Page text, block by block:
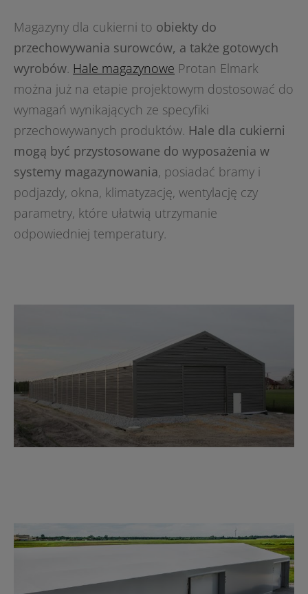
Magazyny dla cukierni to obiekty do
przechowywania surowców, a także gotowych
wyrobów. Hale magazynowe Protan Elmark
można już na etapie projektowym dostosować do
wymagań wynikających ze specyfiki
przechowywanych produktów. Hale dla cukierni
mogą być przystosowane do wyposażenia w
systemy magazynowania, posiadać bramy i
podjazdy, okna, klimatyzację, wentylację czy
parametry, które ułatwią utrzymanie
odpowiedniej temperatury.